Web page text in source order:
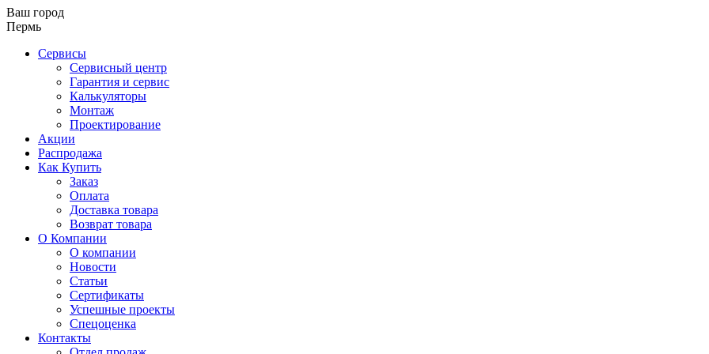
Ваш город
Пермь
Сервисы
Сервисный центр
Гарантия и сервис
Калькуляторы
Монтаж
Проектирование
Акции
Распродажа
Как Купить
Заказ
Оплата
Доставка товара
Возврат товара
О Компании
О компании
Новости
Статьи
Сертификаты
Успешные проекты
Спецоценка
Контакты